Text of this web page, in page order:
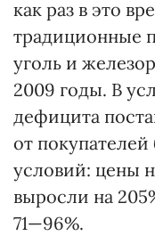
как раз в это
традиционные
уголь и
2009 годы. В
дефицита
от
условий: цены
выросли на
71—96%.